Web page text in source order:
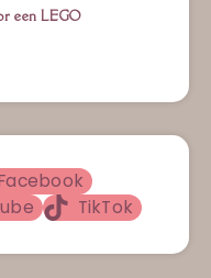
een LEGO
TikTok